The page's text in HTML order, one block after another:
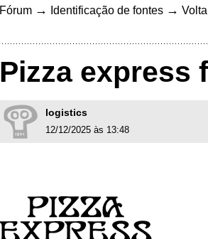
Fórum → Identificação de fontes →
Pizza express
logistics
12/12/2025 às 13:48